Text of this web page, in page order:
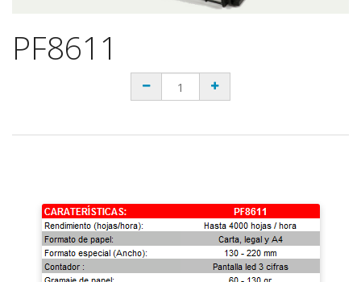
PF8611